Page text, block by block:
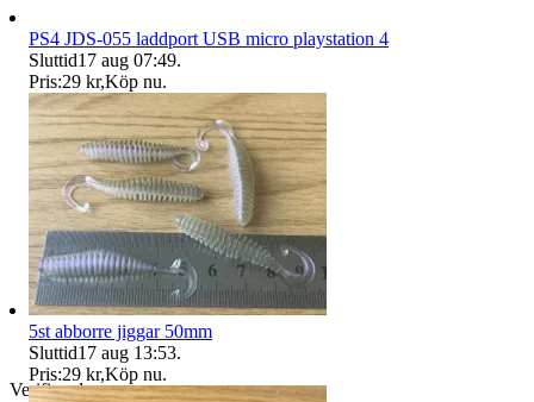
Verifierad
PS4 JDS-055 laddport USB micro playstation 4
Sluttid17 aug 07:49.
Pris:29 kr,Köp nu.
5st abborre jiggar 50mm
Sluttid17 aug 13:53.
Pris:29 kr,Köp nu.